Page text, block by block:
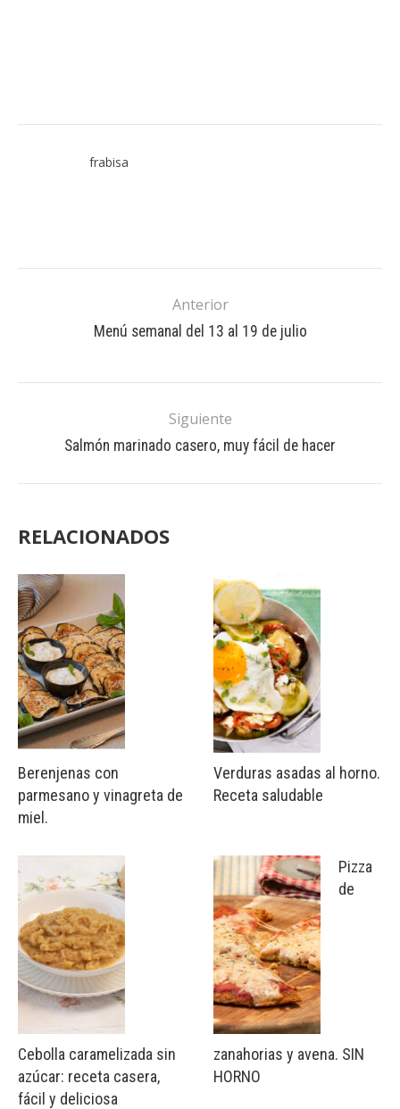
frabisa
Anterior
Menú semanal del 13 al 19 de julio
Siguiente
Salmón marinado casero, muy fácil de hacer
RELACIONADOS
Berenjenas con
parmesano y vinagreta de
miel.
Cebolla caramelizada sin
azúcar: receta casera,
fácil y deliciosa
Verduras asadas al horno.
Receta saludable
Pizza
de
zanahorias y avena. SIN
HORNO